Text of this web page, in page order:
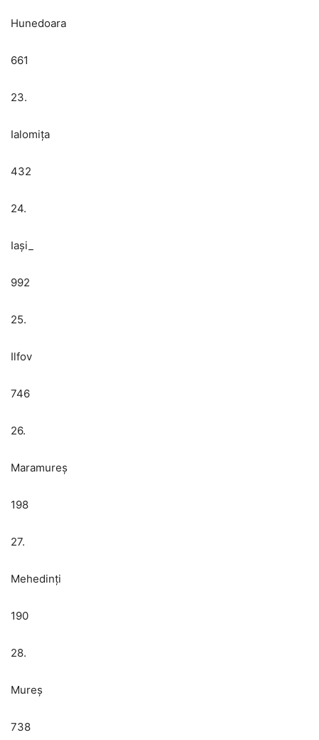
Hunedoara
661
23.
Ialomița
432
24.
Iași​_
992
25.
Ilfov
746
26.
Maramureș
198
27.
Mehedinți
190
28.
Mureș
738